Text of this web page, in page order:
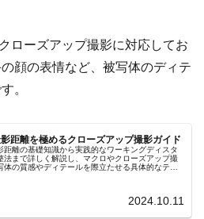
ローズアップ撮影に対応してお
顔の表情など、被写体のディテ
。
距離を極めるクローズアップ撮影ガイド
距離の基礎知識から実践的なワーキングディスタ
法まで詳しく解説し、マクロやクローズアップ撮
体の質感やディテールを際立たせる具体的なテク
2024.10.11